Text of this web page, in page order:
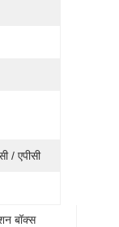
/ एपीसी
बॉक्स